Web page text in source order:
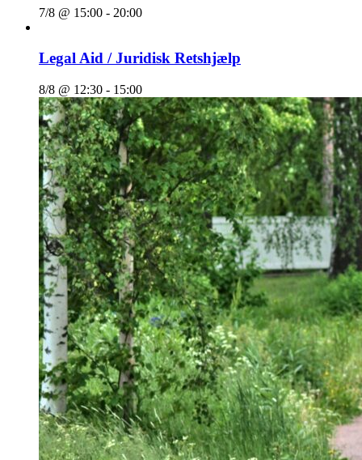
7/8 @ 15:00 - 20:00
Legal Aid / Juridisk Retshjælp
8/8 @ 12:30 - 15:00